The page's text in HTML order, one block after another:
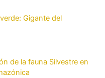
Gigante del
de la fauna Silvestre en